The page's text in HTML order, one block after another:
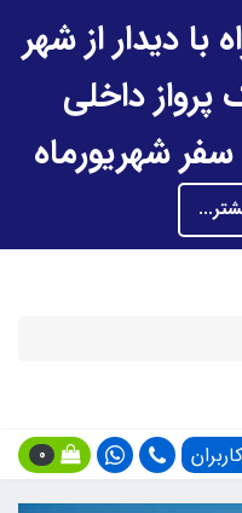
با دیدار از شهر
داخلی
شهریورماه
0